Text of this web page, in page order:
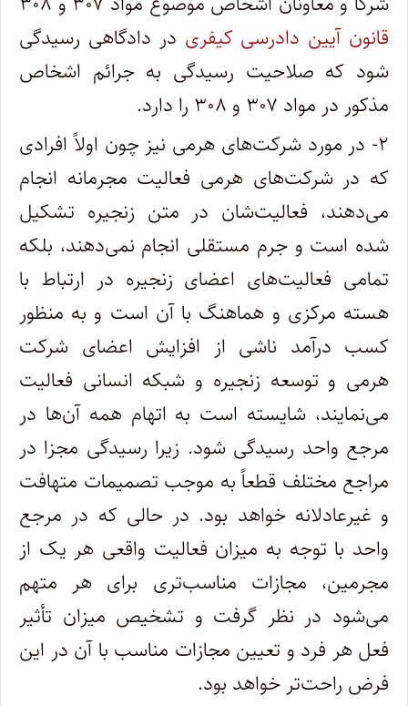
قانون آیین دادرسی کیفری در دادگاهی رسیدگی
شود که صلاحیت رسیدگی به جرائم اشخاص
مذکور در مواد ۳۰۷ و ۳۰۸ را دارد.
۲- در مورد شرکت‌های هرمی نیز چون اولاً افرادی
که در شرکت‌های هرمی فعالیت مجرمانه انجام
می‌دهند، فعالیت‌شان در متن زنجیره تشکیل
شده است و جرم مستقلی انجام نمی‌دهند، بلکه
تمامی فعالیت‌های اعضای زنجیره در ارتباط با
هسته مرکزی و هماهنگ با آن است و به منظور
کسب درآمد ناشی از افزایش اعضای شرکت
هرمی و توسعه زنجیره و شبکه انسانی فعالیت
می‌نمایند، شایسته است به اتهام همه آن‌ها در
مرجع واحد رسیدگی شود. زیرا رسیدگی مجزا در
مراجع مختلف قطعاً به موجب تصمیمات متهافت
و غیرعادلانه خواهد بود. در حالی که در مرجع
واحد با توجه به میزان فعالیت واقعی هر یک از
مجرمین، مجازات مناسب‌تری برای هر متهم
می‌شود در نظر گرفت و تشخیص میزان تأثیر
فعل هر فرد و تعیین مجازات مناسب با آن در این
فرض راحت‌تر خواهد بود.